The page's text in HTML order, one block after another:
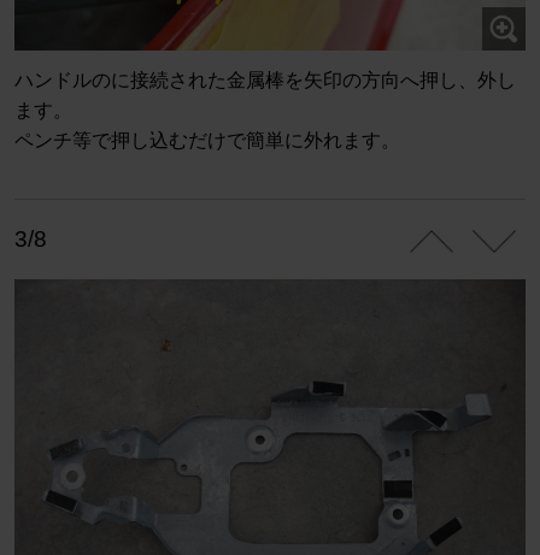
ハンドルのに接続された金属棒を矢印の方向へ押し、外し
ます。
ペンチ等で押し込むだけで簡単に外れます。
3/8